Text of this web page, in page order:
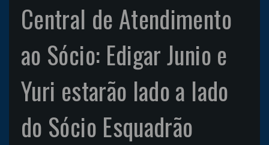
Central de Atendimento
ao Sócio: Edigar Junio e
Yuri estarão lado a lado
do Sócio Esquadrão